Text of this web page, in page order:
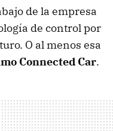
de la empresa
de control por
O al menos esa
Connected Car.